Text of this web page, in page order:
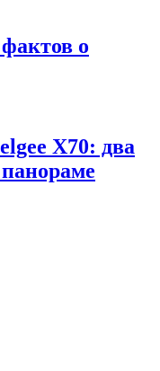
о
X70: два